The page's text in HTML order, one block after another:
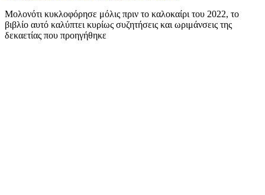
Μολονότι κυκλοφόρησε μόλις πριν το καλοκαίρι του 2022, το
βιβλίο αυτό καλύπτει κυρίως συζητήσεις και ωριμάνσεις της
δεκαετίας που προηγήθηκε